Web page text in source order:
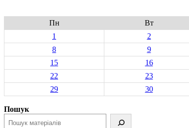
Пн
Вт
1
2
8
9
15
16
22
23
29
30
Пошук